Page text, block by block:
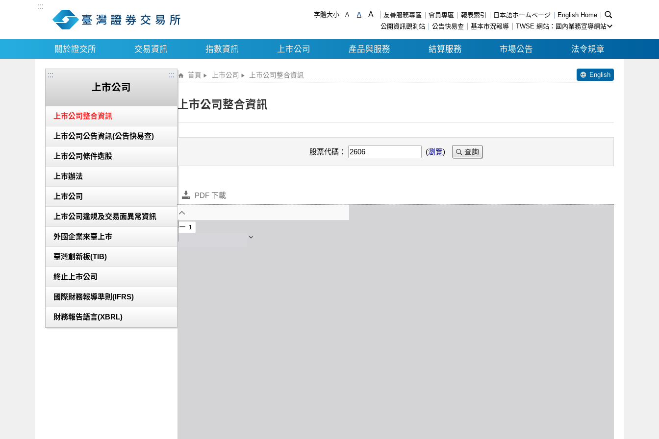
:::
字體大小 A A A 友善服務專區 會員專區 報表索引 日本語ホームページ
English Home
公開資訊觀測站
公告快易查 基本市況報導 TWSE 網站：國內業務宣導網站
關於證交所 交易資訊 指數資訊 上市公司 產品與服務 結算服務 市場公告 法令規章
:::
上市公司
上市公司整合資訊
上市公司公告資訊(公告快易查)
上市公司條件選股
上市辦法
上市公司
上市公司違規及交易面異常資訊
外國企業來臺上市
臺灣創新板(TIB)
終止上市公司
國際財務報導準則(IFRS)
財務報告語言(XBRL)
::: 首頁 上市公司 上市公司整合資訊 English
上市公司整合資訊
股票代碼： (瀏覽) 查詢
PDF 下載